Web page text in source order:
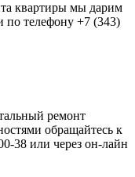
квартиры мы дарим
телефону +7 (343)
ремонт
обращайтесь к
38 или через он-лайн